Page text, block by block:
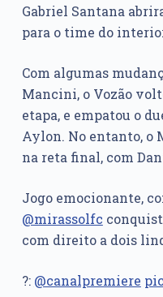
Gabriel Santana
para o time do
Com algumas
Mancini, o Vozão
etapa, e empatou o
Aylon. No entanto, o
na reta final, com
Jogo emocionante,
@mirassolfc
com direito a dois
?: @canalpremiere